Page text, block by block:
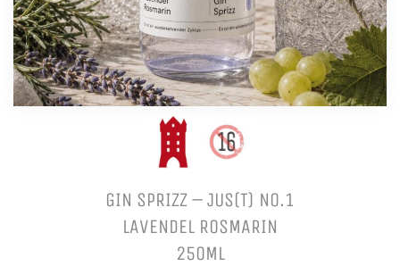
GIN SPRIZZ – JUS(T) NO.1
LAVENDEL ROSMARIN
250ML